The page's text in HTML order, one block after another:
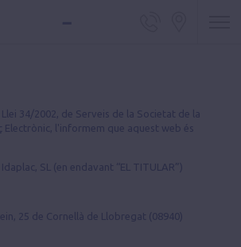
34/2002, de Serveis de la Societat de la
Electrònic, l'informem que aquest web és
SL (en endavant “EL TITULAR”)
25 de Cornellà de Llobregat (08940)